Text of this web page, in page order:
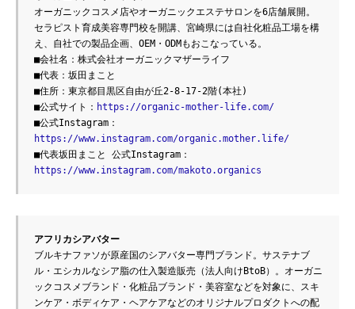
オーガニックコスメ店やオーガニックエステサロンを6店舗展開。
セラピスト育成美容専門校を開講、宮崎県には自社化粧品工場を構
え、自社での製品企画、OEM・ODMもおこなっている。
■会社名：株式会社オーガニックマザーライフ
■代表：坂田まこと
■住所：東京都目黒区自由が丘2-8-17-2階(本社)
■公式サイト： https://organic-mother-life.com/
■公式Instagram：
https://www.instagram.com/organic.mother.life/
■代表坂田まこと 公式Instagram：
https://www.instagram.com/makoto.organics
アフリカシアバター
ブルキナファソが原産国のシアバター専門ブランド。サステナブ
ル・エシカルなシア脂の仕入製造販売（法人向けBtoB）。オーガニ
ックコスメブランド・化粧品ブランド・美容室などを対象に、スキ
ンケア・ボディケア・ヘアケアなどのオリジナルプロダクトへの配